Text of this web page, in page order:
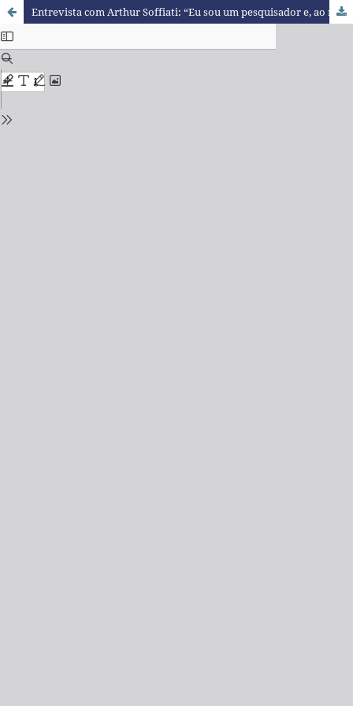
Entrevista com Arthur Soffiati: “Eu sou um pesquisador e, ao mesmo tempo, um ativista”